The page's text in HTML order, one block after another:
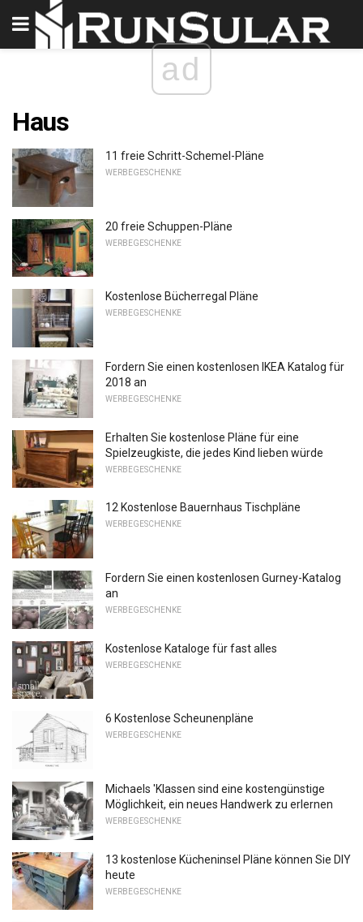
ad
Haus
11 freie Schritt-Schemel-Pläne
WERBEGESCHENKE
20 freie Schuppen-Pläne
WERBEGESCHENKE
Kostenlose Bücherregal Pläne
WERBEGESCHENKE
Fordern Sie einen kostenlosen IKEA Katalog für
2018 an
WERBEGESCHENKE
Erhalten Sie kostenlose Pläne für eine
Spielzeugkiste, die jedes Kind lieben würde
WERBEGESCHENKE
12 Kostenlose Bauernhaus Tischpläne
WERBEGESCHENKE
Fordern Sie einen kostenlosen Gurney-Katalog
an
WERBEGESCHENKE
Kostenlose Kataloge für fast alles
WERBEGESCHENKE
6 Kostenlose Scheunenpläne
WERBEGESCHENKE
Michaels 'Klassen sind eine kostengünstige
Möglichkeit, ein neues Handwerk zu erlernen
WERBEGESCHENKE
13 kostenlose Kücheninsel Pläne können Sie DIY
heute
WERBEGESCHENKE